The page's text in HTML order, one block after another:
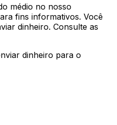
médio no nosso
fins informativos. Você
dinheiro. Consulte as
dinheiro para o